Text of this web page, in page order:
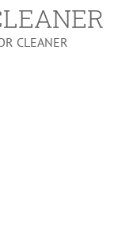
CLEANER